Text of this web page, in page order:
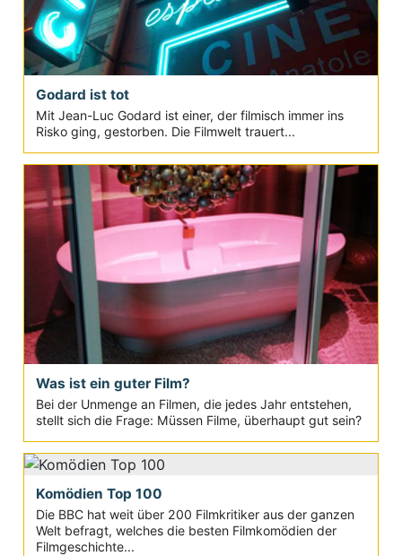
Godard ist tot
Mit Jean-Luc Godard ist einer, der filmisch immer ins
Risko ging, gestorben. Die Filmwelt trauert...
Was ist ein guter Film?
Bei der Unmenge an Filmen, die jedes Jahr entstehen,
stellt sich die Frage: Müssen Filme, überhaupt gut sein?
Komödien Top 100
Die BBC hat weit über 200 Filmkritiker aus der ganzen
Welt befragt, welches die besten Filmkomödien der
Filmgeschichte...